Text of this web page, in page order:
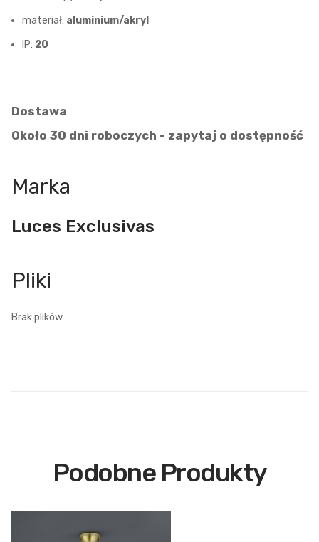
materiał: aluminium/akryl
IP: 20
Dostawa
Około 30 dni roboczych - zapytaj o dostępność
Marka
Luces Exclusivas
Brak plików
Podobne Produkty